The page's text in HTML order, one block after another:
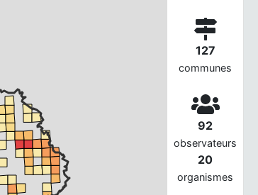
127
communes
92
observateurs
20
organismes